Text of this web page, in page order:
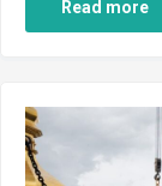
Read more